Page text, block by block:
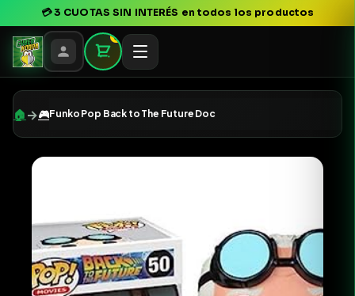
💳3 CUOTAS SIN INTERÉS en todos los productos
0
🏠 →🎮Funko Pop Back to The Future Doc